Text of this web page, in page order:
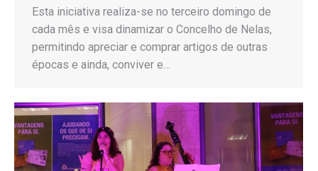
Esta iniciativa realiza-se no terceiro domingo de
cada mês e visa dinamizar o Concelho de Nelas,
permitindo apreciar e comprar artigos de outras
épocas e ainda, conviver e…